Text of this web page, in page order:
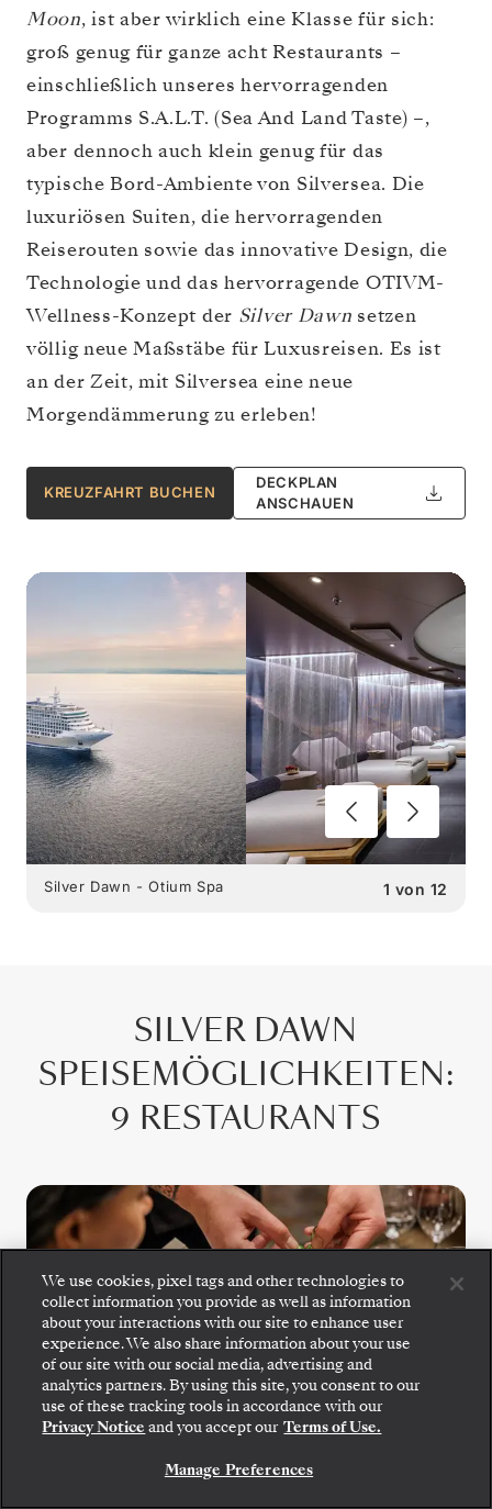
Moon, ist aber wirklich eine Klasse für sich:
groß genug für ganze acht Restaurants –
einschließlich unseres hervorragenden
Programms S.A.L.T. (Sea And Land Taste) –,
aber dennoch auch klein genug für das
typische Bord-Ambiente von Silversea. Die
luxuriösen Suiten, die hervorragenden
Reiserouten sowie das innovative Design, die
Technologie und das hervorragende OTIVM-
Wellness-Konzept der Silver Dawn setzen
völlig neue Maßstäbe für Luxusreisen. Es ist
an der Zeit, mit Silversea eine neue
Morgendämmerung zu erleben!
KREUZFAHRT BUCHEN
DECKPLAN
ANSCHAUEN
1 von 12
Silver Dawn - Otium Spa
SILVER DAWN
SPEISEMÖGLICHKEITEN:
9 RESTAURANTS
S.A.L.T. Kitchen
wechselndes Menü, inspiriert vom
jeweiligen Reiseziel, mit regionalen
Gehen Sie an Bord: Wählen Sie Ihre Suite und
prüfen Sie die Preise und Inklusivleistungen, bevor
Sie Ihre Silversea-Reise sicher bestätigen.
BUCHEN SIE IHRE SUITE
We use cookies, pixel tags and other technologies to
collect information you provide as well as information
about your interactions with our site to enhance user
experience. We also share information about your use
of our site with our social media, advertising and
analytics partners. By using this site, you consent to our
use of these tracking tools in accordance with our
Privacy Notice and you accept our Terms of Use.
Manage Preferences